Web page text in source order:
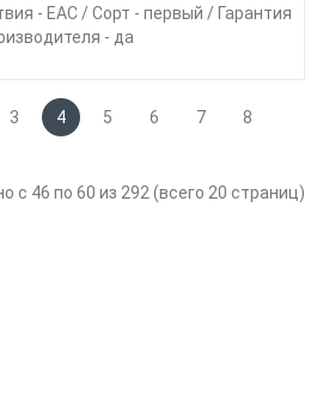
- EAC / Сорт - первый / Гарантия
- да
3 4 5 6 7
8
с 46 по 60 из 292 (всего 20 страниц)